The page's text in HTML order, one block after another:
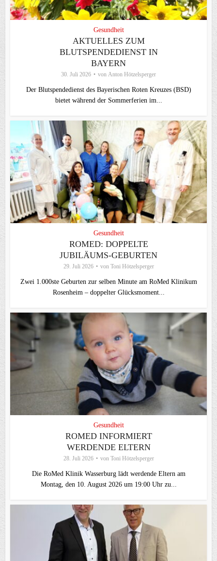
Gesundheit
AKTUELLES ZUM
BLUTSPENDEDIENST IN
BAYERN
30. Juli 2026 von Anton Hötzelsperger
Der Blutspendedienst des Bayerischen Roten Kreuzes (BSD)
bietet während der Sommerferien im...
Gesundheit
ROMED: DOPPELTE
JUBILÄUMS-GEBURTEN
29. Juli 2026 von Toni Hötzelsperger
Zwei 1.000ste Geburten zur selben Minute am RoMed Klinikum
Rosenheim – doppelter Glücksmoment...
Gesundheit
ROMED INFORMIERT
WERDENDE ELTERN
28. Juli 2026 von Toni Hötzelsperger
Die RoMed Klinik Wasserburg lädt werdende Eltern am
Montag, den 10. August 2026 um 19:00 Uhr zu...